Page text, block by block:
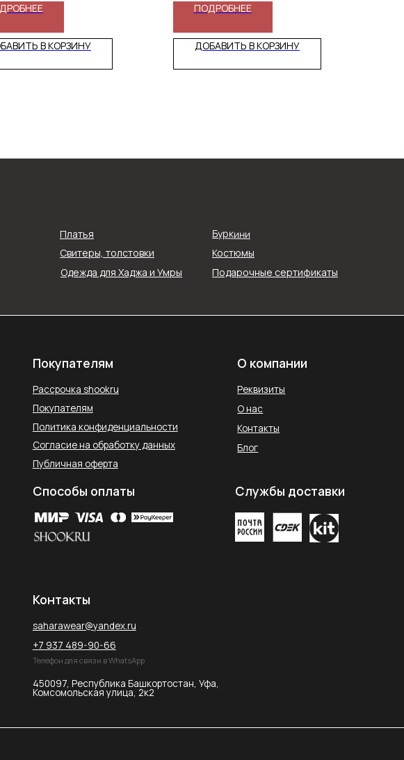
В КОРЗИНУ
ПОДРОБНЕЕ
ДОБАВИТЬ В КОРЗИНУ
Платья
Свитеры, толстовки
Буркини
Костюмы
Подарочные сертификаты
Одежда для Хаджа и Умры
конфиденциальности
на обработку данных
Блог
Республика Башкортостан, Уфа,
улица, 2к2
для связи в WhatsApp
489-90-66
Службы доставки
оплаты